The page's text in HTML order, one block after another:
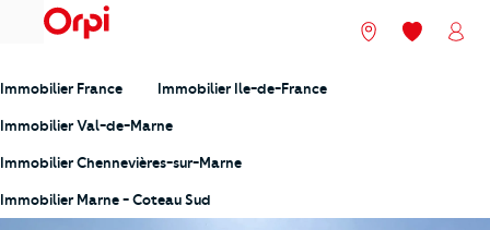
menu Nos agences
Mes
Immobilier France Immobilier Ile-de-France
Immobilier Val-de-Marne
Immobilier Chennevières-sur-Marne
Immobilier Marne - Coteau Sud